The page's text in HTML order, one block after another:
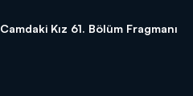
Camdaki Kız 61. Bölüm Fragmanı